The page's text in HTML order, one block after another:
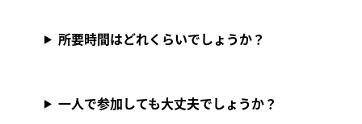
所要時間はどれくらいでしょうか？
一人で参加しても大丈夫でしょうか？